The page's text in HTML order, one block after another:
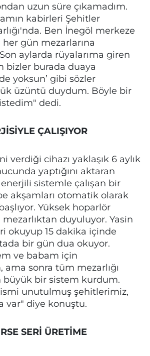
uzun süre çıkamadım.
kabirleri Şehitler
Ben İnegöl merkeze
her gün mezarlarına
aylarda rüyalarıma giren
bizler burada duaya
yoksun’ gibi sözler
üzüntü duydum. Böyle bir
dedi.
ÇALIŞIYOR
verdiği cihazı yaklaşık 6 aylık
yaptığını aktaran
sistemle çalışan bir
akşamları otomatik olarak
Yüksek hoparlör
duyuluyor. Yasin
okuyup 15 dakika içinde
bir gün dua okuyor.
ve babam için
sonra tüm mezarlığı
büyük bir sistem kurdum.
unutulmuş şehitlerimiz,
var" diye konuştu.
SERİ ÜRETİME